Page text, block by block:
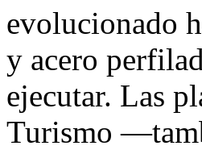
evolucionado
y acero
ejecutar. Las
Turismo